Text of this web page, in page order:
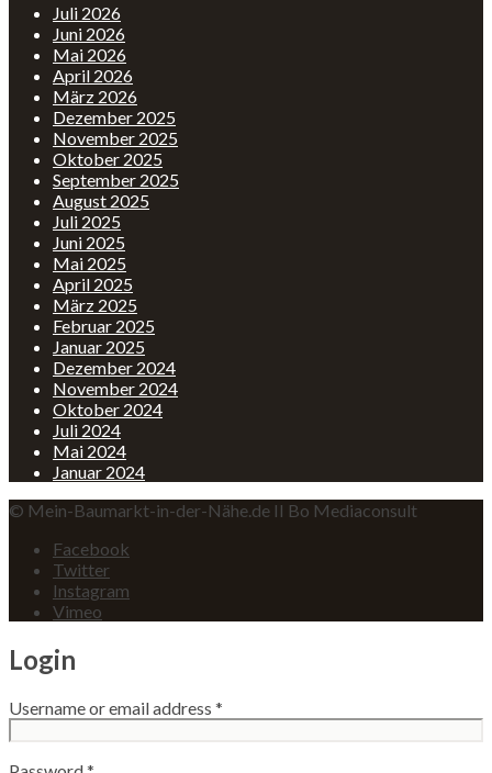
Juli 2026
Juni 2026
Mai 2026
April 2026
März 2026
Dezember 2025
November 2025
Oktober 2025
September 2025
August 2025
Juli 2025
Juni 2025
Mai 2025
April 2025
März 2025
Februar 2025
Januar 2025
Dezember 2024
November 2024
Oktober 2024
Juli 2024
Mai 2024
Januar 2024
© Mein-Baumarkt-in-der-Nähe.de II Bo Mediaconsult
Facebook
Twitter
Instagram
Vimeo
Login
Username or email address *